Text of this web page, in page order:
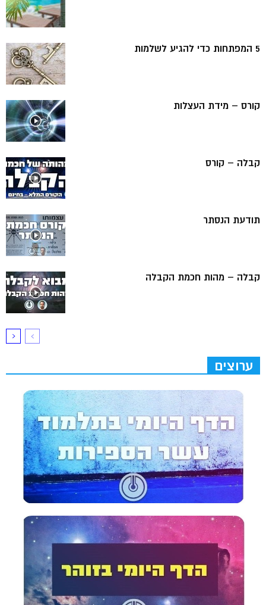
5 המפתחות כדי להגיע לשלמות
קורס – מידת העצלות
קבלה – קורס
תודעת הנסתר
קבלה – מהות חכמת הקבלה
ערוצים